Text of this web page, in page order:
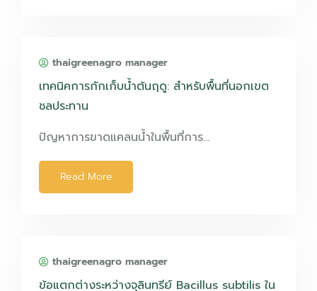
thaigreenagro manager
เทคนิคการกักเก็บน้ำต้นฤดู: สำหรับพื้นที่นอกเขต
ชลประทาน
ปัญหาการขาดแคลนน้ำในพื้นที่การ…
Read More
thaigreenagro manager
ข้อแตกต่างระหว่างจุลินทรีย์ Bacillus subtilis ใน